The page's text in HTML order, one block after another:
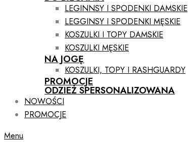
LEGINNSY I SPODENKI DAMSKIE
LEGGINSY I SPODENKI MĘSKIE
KOSZULKI I TOPY DAMSKIE
KOSZULKI MĘSKIE
NA JOGĘ
KOSZULKI, TOPY I RASHGUARDY
PROMOCJE
ODZIEŻ SPERSONALIZOWANA
NOWOŚCI
PROMOCJE
Menu